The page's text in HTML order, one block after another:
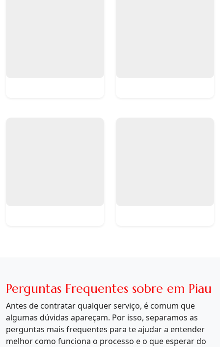
Perguntas Frequentes sobre em Piau
Antes de contratar qualquer serviço, é comum que
algumas dúvidas apareçam. Por isso, separamos as
perguntas mais frequentes para te ajudar a entender
melhor como funciona o processo e o que esperar do